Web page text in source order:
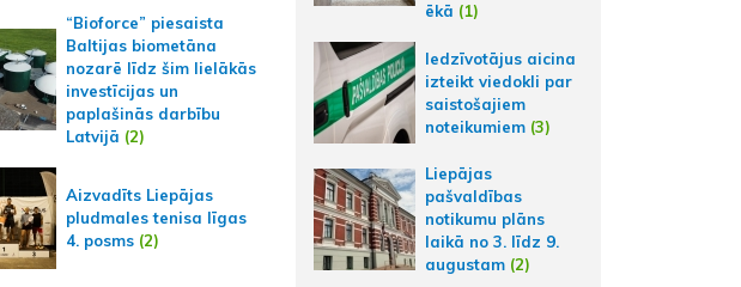
“Bioforce” piesaista
Baltijas biometāna
nozarē līdz šim lielākās
investīcijas un
paplašinās darbību
Latvijā (2)
Aizvadīts Liepājas
pludmales tenisa līgas
4. posms(2)
ēkā (1)
Iedzīvotājus aicina
izteikt viedokli par
saistošajiem
noteikumiem (3)
Liepājas
pašvaldības
notikumu plāns
laikā no 3. līdz 9.
augustam (2)